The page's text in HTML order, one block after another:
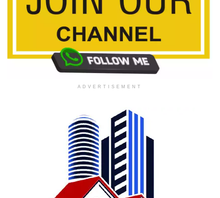
ADVERTISEMENT